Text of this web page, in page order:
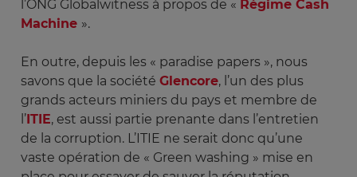
l’ONG Globalwitness à propos de « Régime Cash
Machine ».
En outre, depuis les « paradise papers », nous
savons que la société Glencore, l’un des plus
grands acteurs miniers du pays et membre de
l’ITIE, est aussi partie prenante dans l’entretien
de la corruption. L’ITIE ne serait donc qu’une
vaste opération de « Green washing » mise en